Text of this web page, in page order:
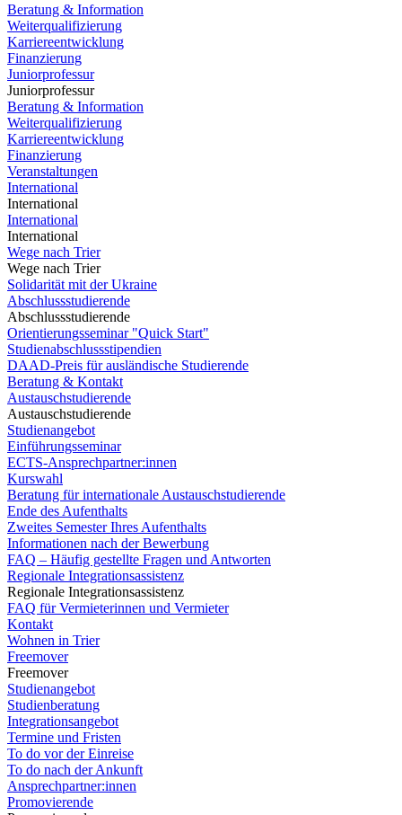
Beratung & Information
Weiterqualifizierung
Karriereentwicklung
Finanzierung
Juniorprofessur
Juniorprofessur
Beratung & Information
Weiterqualifizierung
Karriereentwicklung
Finanzierung
Veranstaltungen
International
International
International
International
Wege nach Trier
Wege nach Trier
Solidarität mit der Ukraine
Abschlussstudierende
Abschlussstudierende
Orientierungsseminar "Quick Start"
Studienabschlussstipendien
DAAD-Preis für ausländische Studierende
Beratung & Kontakt
Austauschstudierende
Austauschstudierende
Studienangebot
Einführungsseminar
ECTS-Ansprechpartner:innen
Kurswahl
Beratung für internationale Austauschstudierende
Ende des Aufenthalts
Zweites Semester Ihres Aufenthalts
Informationen nach der Bewerbung
FAQ – Häufig gestellte Fragen und Antworten
Regionale Integrationsassistenz
Regionale Integrationsassistenz
FAQ für Vermieterinnen und Vermieter
Kontakt
Wohnen in Trier
Freemover
Freemover
Studienangebot
Studienberatung
Integrationsangebot
Termine und Fristen
To do vor der Einreise
To do nach der Ankunft
Ansprechpartner:innen
Promovierende